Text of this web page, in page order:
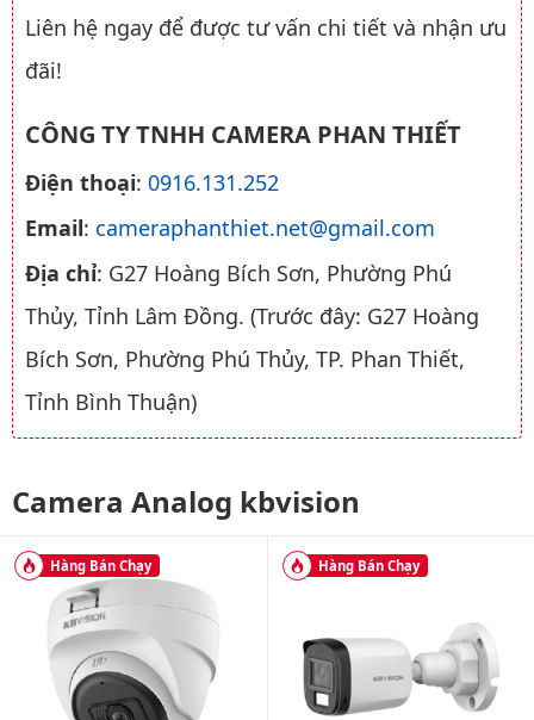
Liên hệ ngay để được tư vấn chi tiết và nhận ưu
đãi!
CÔNG TY TNHH CAMERA PHAN THIẾT
Điện thoại: 0916.131.252
Email: cameraphanthiet.net@gmail.com
Địa chỉ: G27 Hoàng Bích Sơn, Phường Phú
Thủy, Tỉnh Lâm Đồng. (Trước đây: G27 Hoàng
Bích Sơn, Phường Phú Thủy, TP. Phan Thiết,
Tỉnh Bình Thuận)
Camera Analog kbvision
Hàng Bán Chạy Hàng Bán Chạy